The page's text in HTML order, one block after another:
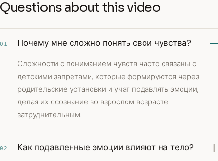
Questions about this video
01 Почему мне сложно понять свои чувства?
Сложности с пониманием чувств часто связаны с
детскими запретами, которые формируются через
родительские установки и учат подавлять эмоции,
делая их осознание во взрослом возрасте
затруднительным.
02 Как подавленные эмоции влияют на тело?